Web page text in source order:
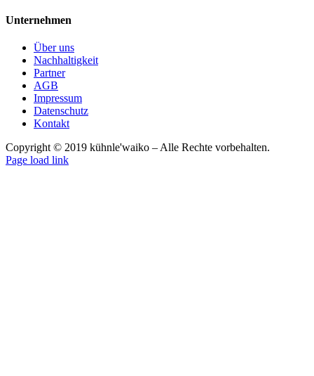
Unternehmen
Über uns
Nachhaltigkeit
Partner
AGB
Impressum
Datenschutz
Kontakt
Copyright © 2019 kühnle'waiko – Alle Rechte vorbehalten.
Page load link